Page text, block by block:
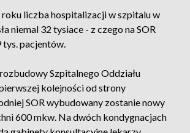
roku liczba hospitalizacji w szpitalu w
niemal 32 tysiace - z czego na SOR
pacjentów.
Szpitalnego Oddziału
kolejności od strony
SOR wybudowany zostanie nowy
600 mkw. Na dwóch kondygnacjach